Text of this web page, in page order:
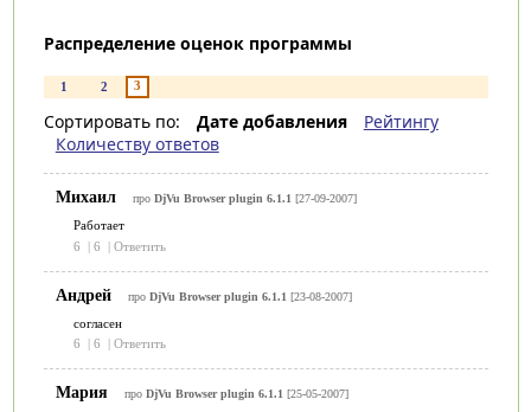
Распределение оценок программы
1 2 3
Сортировать по: Дате добавления
Рейтингу
Количеству ответов
Михаил про DjVu Browser plugin 6.1.1 [27-09-2007]
Работает
6
| 6 | Ответить
Андрей про DjVu Browser plugin 6.1.1 [23-08-2007]
согласен
6
| 6 | Ответить
Мария про DjVu Browser plugin 6.1.1 [25-05-2007]